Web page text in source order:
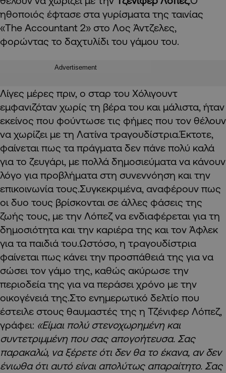
ηθοποιός έφτασε στα γυρίσματα της ταινίας
«The Accountant 2» στο Λος Άντζελες,
φορώντας το δαχτυλίδι του γάμου του.
Advertisement
Λίγες μέρες πριν, ο σταρ του Χόλιγουντ
εμφανιζόταν χωρίς τη βέρα του και μάλιστα, ήταν
εκείνος που φούντωσε τις φήμες που τον θέλουν
να χωρίζει με τη Λατίνα τραγουδίστρια.Έκτοτε,
φαίνεται πως τα πράγματα δεν πάνε πολύ καλά
για το ζευγάρι, με πολλά δημοσιεύματα να κάνουν
λόγο για προβλήματα στη συνεννόηση και την
επικοινωνία τους.Συγκεκριμένα, αναφέρουν πως
οι δυο τους βρίσκονται σε άλλες φάσεις της
ζωής τους, με την Λόπεζ να ενδιαφέρεται για τη
δημοσιότητα και την καριέρα της και τον Άφλεκ
για τα παιδιά του.Ωστόσο, η τραγουδίστρια
φαίνεται πως κάνει την προσπάθειά της για να
σώσει τον γάμο της, καθώς ακύρωσε την
περιοδεία της για να περάσει χρόνο με την
οικογένειά της.Στο ενημερωτικό δελτίο που
έστειλε στους θαυμαστές της η Τζένιφερ Λόπεζ,
γράφει: «Είμαι πολύ στενοχωρημένη και
συντετριμμένη που σας απογοήτευσα. Σας
παρακαλώ, να ξέρετε ότι δεν θα το έκανα, αν δεν
ένιωθα ότι αυτό είναι απολύτως απαραίτητο. Σας